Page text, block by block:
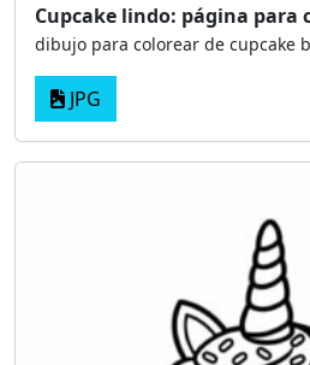
Cupcake lindo: página para
dibujo para colorear de cupcake
JPG